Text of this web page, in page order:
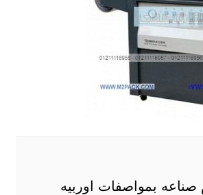
صناعه بمواصفات اوربيه